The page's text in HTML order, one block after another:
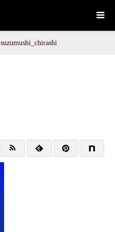
suzumushi_chirashi